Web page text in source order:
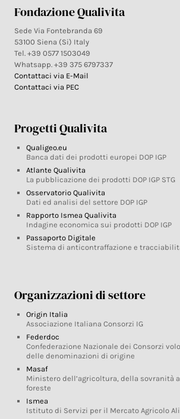
Fondazione Qualivita
Sede Via Fontebranda 69
53100 Siena (Si) Italy
Tel. +39 0577 1503049
Whatsapp. +39 375 6797337
Contattaci via E-Mail
Contattaci via PEC
Progetti Qualivita
Qualigeo.eu
Banca dati dei prodotti europei DOP IGP
Atlante Qualivita
La pubblicazione dei prodotti DOP IGP STG
Osservatorio Qualivita
Dati ed analisi del settore DOP IGP
Rapporto Ismea Qualivita
Indagine economica sui prodotti DOP IGP
Passaporto Digitale
Sistema di anticontraffazione e
Organizzazioni di settore
Origin Italia
Associazione Italiana Consorzi IG
Federdoc
Confederazione Nazionale dei Consorzi
delle denominazioni di origine
Masaf
Ministero dell’agricoltura, della sovranità
foreste
Ismea
Istituto di Servizi per il Mercato Agricolo